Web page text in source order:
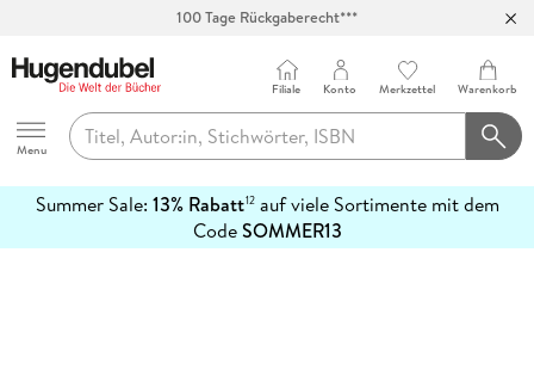
100 Tage Rückgaberecht***
Hugendubel
Menu
Filiale Konto Merkzettel Warenkorb
Summer Sale: 13% Rabatt12auf viele Sortimente mit dem
CodeSOMMER13
erfahren